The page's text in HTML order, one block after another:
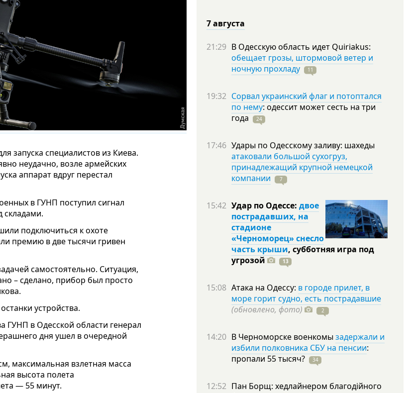
запуска специалистов из Киева.
неудачно, возле армейских
аппарат вдруг перестал
в ГУНП поступил сигнал
подключиться к охоте
премию в две тысячи гривен
самостоятельно. Ситуация,
– сделано, прибор был просто
устройства.
ГУНП в Одесской области генерал
дня ушел в очередной
максимальная взлетная масса
высота полета
— 55 минут.
7 августа
21:29 В Одесскую область идет Quiriakus:
обещает грозы, штормовой ветер и
ночную прохладу
11
19:32 Сорвал украинский флаг и потоптался
по нему: одессит может сесть на три
года
24
17:46 Удары по Одесскому заливу: шахеды
атаковали большой сухогруз,
принадлежащий крупной немецкой
компании
7
15:42 Удар по Одессе: двое
пострадавших, на
стадионе
«Черноморец» снесло
часть крыши, субботняя игра под
угрозой
13
15:08 Атака на Одессу: в городе прилет, в
море горит судно, есть пострадавшие
(обновлено, фото)
2
14:20 В Черноморске военкомы задержали и
избили полковника СБУ на пенсии:
пропали 55тысяч? 34
12:52 Пан Борщ: хедлайнером благодійного